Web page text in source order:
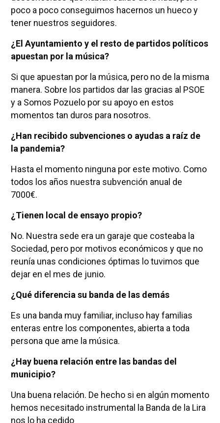
poco a poco conseguimos hacernos un hueco y
tener nuestros seguidores.
¿El Ayuntamiento y el resto de partidos políticos
apuestan por la música?
Si que apuestan por la música, pero no de la misma
manera. Sobre los partidos dar las gracias al PSOE
y a Somos Pozuelo por su apoyo en estos
momentos tan duros para nosotros.
¿Han recibido subvenciones o ayudas a raíz de
la pandemia?
Hasta el momento ninguna por este motivo. Como
todos los años nuestra subvención anual de
7000€.
¿Tienen local de ensayo propio?
No. Nuestra sede era un garaje que costeaba la
Sociedad, pero por motivos económicos y que no
reunía unas condiciones óptimas lo tuvimos que
dejar en el mes de junio.
¿Qué diferencia su banda de las demás
Es una banda muy familiar, incluso hay familias
enteras entre los componentes, abierta a toda
persona que ame la música.
¿Hay buena relación entre las bandas del
municipio?
Una buena relación. De hecho si en algún momento
hemos necesitado instrumental la Banda de la Lira
nos lo ha cedido